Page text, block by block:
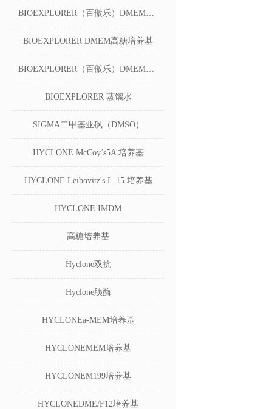
BIOEXPLORER（百傲乐）DMEM无糖培养基
BIOEXPLORER DMEM高糖培养基
BIOEXPLORER（百傲乐）DMEM低糖培养基
BIOEXPLORER 蒸馏水
SIGMA二甲基亚砜（DMSO）
HYCLONE McCoy’s5A 培养基
HYCLONE Leibovitz's L-15 培养基
HYCLONE IMDM
高糖培养基
Hyclone双抗
Hyclone胰酶
HYCLONEa-MEM培养基
HYCLONEMEM培养基
HYCLONEM199培养基
HYCLONEDME/F12培养基